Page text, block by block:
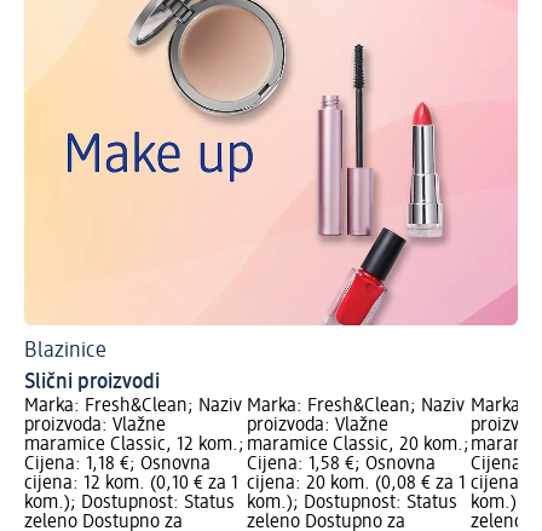
Blazinice
Slični proizvodi
Marka: Fresh&Clean; Naziv
proizvoda: Vlažne
maramice Classic, 12 kom.;
Cijena: 1,18 €; Osnovna
cijena: 12 kom. (0,10 € za 1
kom.); Dostupnost: Status
zeleno Dostupno za
Marka: Fresh&Clean; Naziv
proizvoda: Vlažne
maramice Classic, 20 kom.;
Cijena: 1,58 €; Osnovna
cijena: 20 kom. (0,08 € za 1
kom.); Dostupnost: Status
zeleno Dostupno za
Marka:
Cijena:
cijena:
kom.);
zeleno